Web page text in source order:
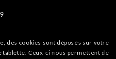
des cookies sont déposés sur votre
Ceux-ci nous permettent de